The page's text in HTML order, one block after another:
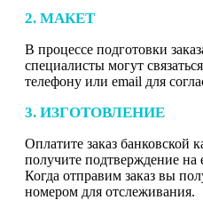
2. МАКЕТ
В процессе подготовки
специалисты могут
телефону или email для
3. ИЗГОТОВЛЕНИЕ
Оплатите заказ банковской
получите подтверждение на
Когда отправим заказ вы
номером для отслеживания.